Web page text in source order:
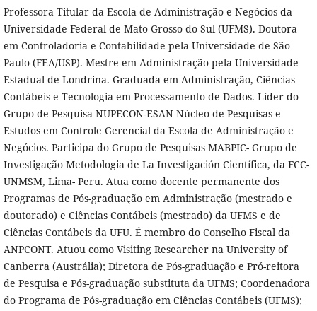
Professora Titular da Escola de Administração e Negócios da
Universidade Federal de Mato Grosso do Sul (UFMS). Doutora
em Controladoria e Contabilidade pela Universidade de São
Paulo (FEA/USP). Mestre em Administração pela Universidade
Estadual de Londrina. Graduada em Administração, Ciências
Contábeis e Tecnologia em Processamento de Dados. Líder do
Grupo de Pesquisa NUPECON-ESAN Núcleo de Pesquisas e
Estudos em Controle Gerencial da Escola de Administração e
Negócios. Participa do Grupo de Pesquisas MABPIC- Grupo de
Investigação Metodologia de La Investigación Científica, da FCC-
UNMSM, Lima- Peru. Atua como docente permanente dos
Programas de Pós-graduação em Administração (mestrado e
doutorado) e Ciências Contábeis (mestrado) da UFMS e de
Ciências Contábeis da UFU. É membro do Conselho Fiscal da
ANPCONT. Atuou como Visiting Researcher na University of
Canberra (Austrália); Diretora de Pós-graduação e Pró-reitora
de Pesquisa e Pós-graduação substituta da UFMS; Coordenadora
do Programa de Pós-graduação em Ciências Contábeis (UFMS);